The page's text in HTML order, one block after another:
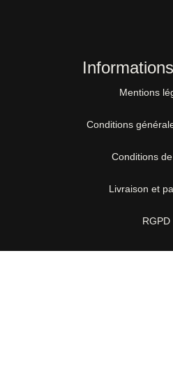
Mentions
Conditions
Conditions
Livraison et
RGPD